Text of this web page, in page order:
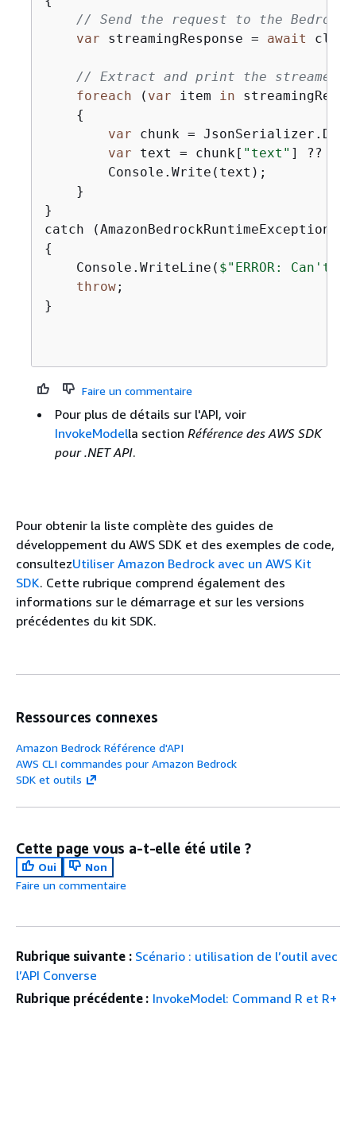
// Send the request to the Bedrock
var streamingResponse = await
// Extract and print the streamed
foreach ( var item in
{
var chunk =
var text = chunk[ "text" ] ??
        Console.Write(text);
    }
}
{
    Console.WriteLine(
$"ERROR: Can't
throw;
}
Faire un commentaire
Pour plus de détails sur l'API, voir
InvokeModella section Référence des AWS SDK
pour .NET API.
Pour obtenir la liste complète des guides de
développement du AWS SDK et des exemples de code,
consultezUtiliser Amazon Bedrock avec un AWS Kit
SDK. Cette rubrique comprend également des
informations sur le démarrage et sur les versions
précédentes du kit SDK.
Ressources connexes
Amazon Bedrock Référence d'API
AWS CLI commandes pour Amazon Bedrock
SDK et outils
Cette page vous a-t-elle été utile ?
Oui
Non
Faire un commentaire
Rubrique suivante : Scénario : utilisation de l’outil avec
l’API Converse
Rubrique précédente : InvokeModel: Command R et R+